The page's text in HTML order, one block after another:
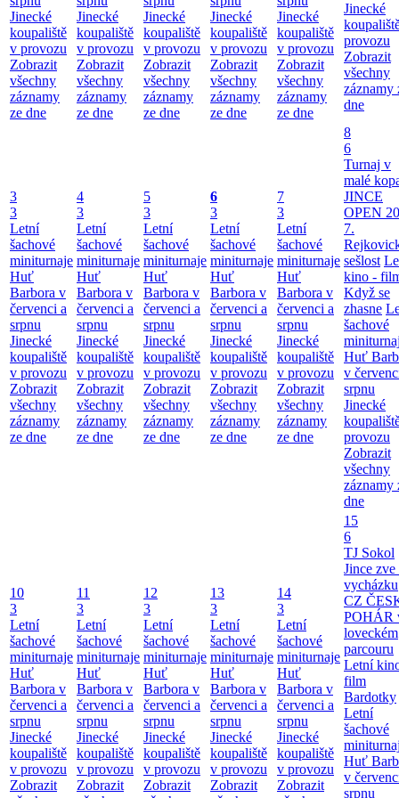
Jinecké
koupaliště
v provozu
Zobrazit
všechny
záznamy
ze dne
Jinecké
koupaliště
v provozu
Zobrazit
všechny
záznamy
ze dne
Jinecké
koupaliště
v provozu
Zobrazit
všechny
záznamy
ze dne
Jinecké
koupaliště
v provozu
Zobrazit
všechny
záznamy
ze dne
Jinecké
koupaliště
v provozu
Zobrazit
všechny
záznamy
ze dne
Jinecké
provozu
Zobrazit
všechny
záznamy
dne
3
3
Letní
šachové
miniturnaje
Huť
Barbora v
červenci a
srpnu
Jinecké
koupaliště
v provozu
Zobrazit
všechny
záznamy
ze dne
4
3
Letní
šachové
miniturnaje
Huť
Barbora v
červenci a
srpnu
Jinecké
koupaliště
v provozu
Zobrazit
všechny
záznamy
ze dne
5
3
Letní
šachové
miniturnaje
Huť
Barbora v
červenci a
srpnu
Jinecké
koupaliště
v provozu
Zobrazit
všechny
záznamy
ze dne
6
3
Letní
šachové
miniturnaje
Huť
Barbora v
červenci a
srpnu
Jinecké
koupaliště
v provozu
Zobrazit
všechny
záznamy
ze dne
7
3
Letní
šachové
miniturnaje
Huť
Barbora v
červenci a
srpnu
Jinecké
koupaliště
v provozu
Zobrazit
všechny
záznamy
ze dne
8
6
Turnaj v
malé
JINCE
OPEN
7.
sešlost
kino -
Když se
zhasne
šachové
Huť
v
srpnu
Jinecké
provozu
Zobrazit
všechny
záznamy
dne
10
3
Letní
šachové
miniturnaje
Huť
Barbora v
červenci a
srpnu
Jinecké
koupaliště
v provozu
Zobrazit
11
3
Letní
šachové
miniturnaje
Huť
Barbora v
červenci a
srpnu
Jinecké
koupaliště
v provozu
Zobrazit
12
3
Letní
šachové
miniturnaje
Huť
Barbora v
červenci a
srpnu
Jinecké
koupaliště
v provozu
Zobrazit
13
3
Letní
šachové
miniturnaje
Huť
Barbora v
červenci a
srpnu
Jinecké
koupaliště
v provozu
Zobrazit
14
3
Letní
šachové
miniturnaje
Huť
Barbora v
červenci a
srpnu
Jinecké
koupaliště
v provozu
Zobrazit
15
6
TJ Sokol
Jince zve
vycházku
CZ
POHÁR
loveckém
parcouru
Letní
film
Bardotky
Letní
šachové
Huť
v
srpnu